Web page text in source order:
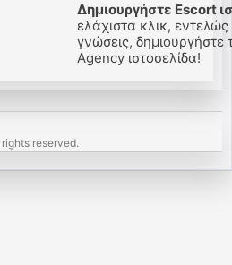
Δημιουργήστε Escort
ελάχιστα κλικ,
γνώσεις,
Agency ιστοσελίδα!
reserved.